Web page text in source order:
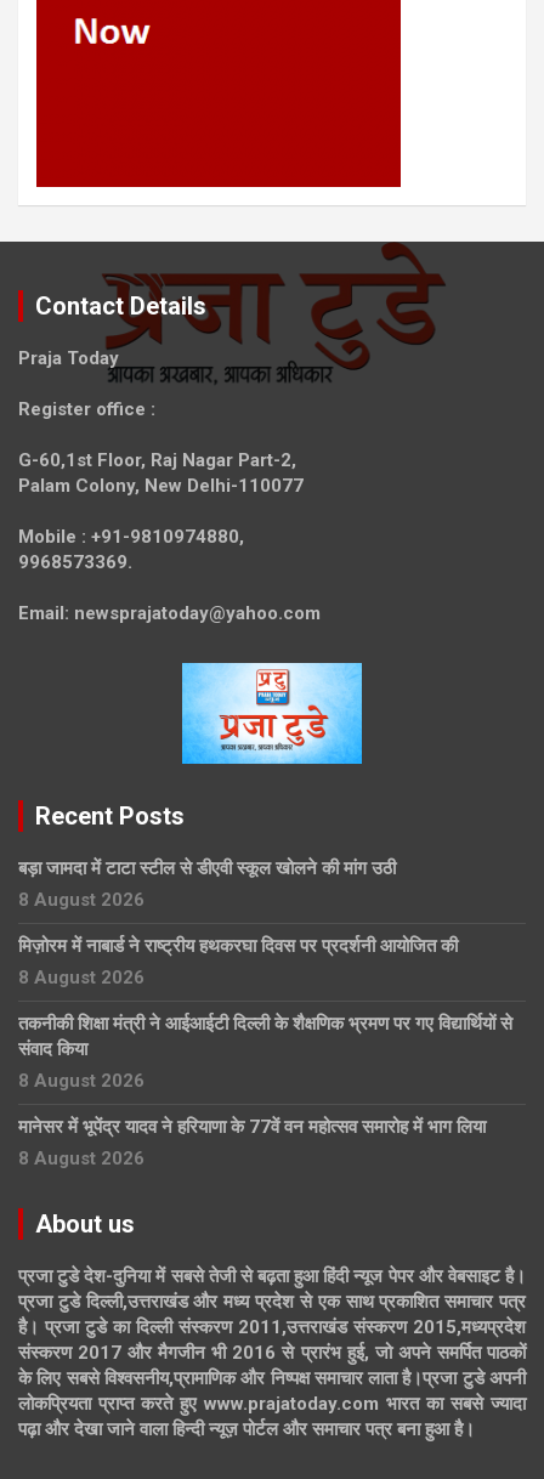
Contact Details
Praja Today
Register office :
G-60,1st Floor, Raj Nagar Part-2,
Palam Colony, New Delhi-110077
Mobile : +91-9810974880,
9968573369.
Email: newsprajatoday@yahoo.com
Recent Posts
बड़ा जामदा में टाटा स्टील से डीएवी स्कूल खोलने की मांग उठी
8 August 2026
मिज़ोरम में नाबार्ड ने राष्ट्रीय हथकरघा दिवस पर प्रदर्शनी आयोजित की
8 August 2026
तकनीकी शिक्षा मंत्री ने आईआईटी दिल्ली के शैक्षणिक भ्रमण पर गए विद्यार्थियों से
संवाद किया
8 August 2026
मानेसर में भूपेंद्र यादव ने हरियाणा के 77वें वन महोत्सव समारोह में भाग लिया
8 August 2026
About us
प्रजा टुडे देश-दुनिया में सबसे तेजी से बढ़ता हुआ हिंदी न्यूज पेपर और वेबसाइट है।
प्रजा टुडे दिल्ली,उत्तराखंड और मध्य प्रदेश से एक साथ प्रकाशित समाचार पत्र
है। प्रजा टुडे का दिल्ली संस्करण 2011,उत्तराखंड संस्करण 2015,मध्यप्रदेश
संस्करण 2017 और मैगजीन भी 2016 से प्रारंभ हुई, जो अपने समर्पित पाठकों
के लिए सबसे विश्वसनीय,प्रामाणिक और निष्पक्ष समाचार लाता है।प्रजा टुडे अपनी
लोकप्रियता प्राप्त करते हुए www.prajatoday.com भारत का सबसे ज्यादा
पढ़ा और देखा जाने वाला हिन्दी न्यूज़ पोर्टल और समाचार पत्र बना हुआ है।